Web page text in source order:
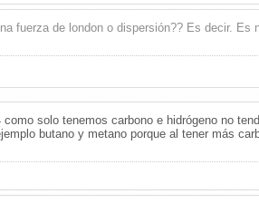
fuerza de london o dispersión?? Es decir. Es
solo tenemos carbono e hidrógeno no
butano y metano porque al tener más